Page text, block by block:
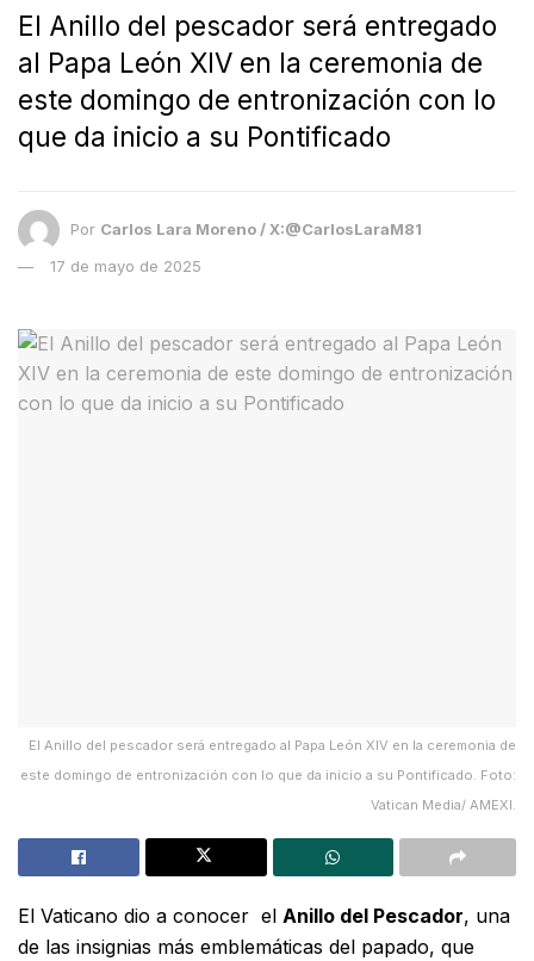
El Anillo del pescador será entregado
al Papa León XIV en la ceremonia de
este domingo de entronización con lo
que da inicio a su Pontificado
Por Carlos Lara Moreno / X:@CarlosLaraM81
17 de mayo de 2025
El Anillo del pescador será entregado al Papa León XIV en la ceremonia de
este domingo de entronización con lo que da inicio a su Pontificado. Foto:
Vatican Media/ AMEXI.
El Vaticano dio a conocer el Anillo del Pescador, una
de las insignias más emblemáticas del papado, que